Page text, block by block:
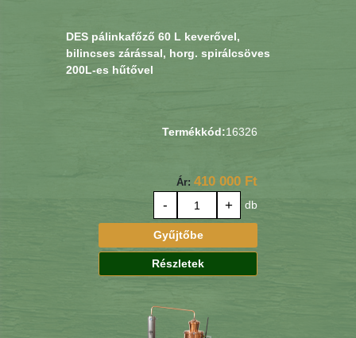
DES pálinkafőző 60 L keverővel,
bilincses zárással, horg. spirálcsöves
200L-es hűtővel
Termékkód:16326
Ár: 410 000 Ft
-
+ db
Gyűjtőbe
Részletek